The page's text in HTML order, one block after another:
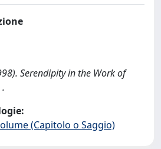
Serendipity in the Work of
(Capitolo o Saggio)